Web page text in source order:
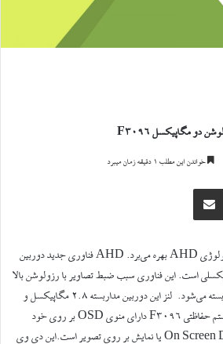
خواندن این مطلب 1 دقیقه زمان میبرد
اشتراک گذاری از طریق ایمیل
دوربین مداربسته F3096 از تکنولوژی AHD بهره می‌برد. AHD فناوری جدید دوربین
است. این فناوری سبب ضبط تصاویر با رزولوشن بالا
در سیستم نظارتی و دوربین مداربسته می‌شود. لنز این دوربین مداربسته 2.8 مگاپیکسل و
اندازه آن 12 میلیمتر می‌باشد. سیستم حفاظتی F3096 دارای منوی OSD بر روی خود
است. OSD به معنای On Screen Display یا نمایش بر روی تصویر است.این دی وی